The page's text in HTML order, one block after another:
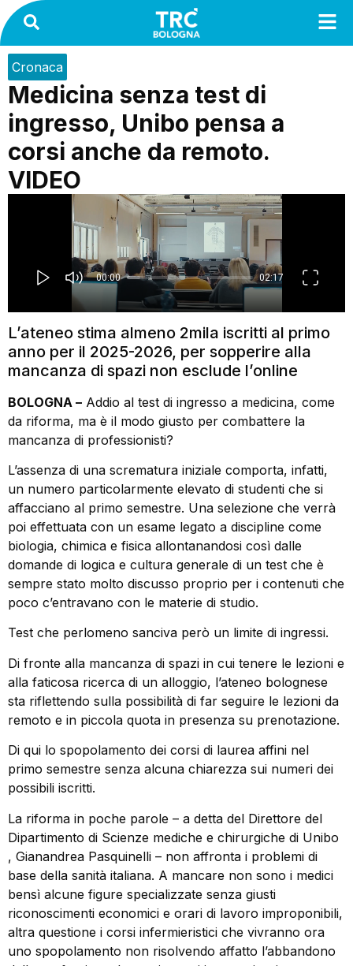
Cronaca
Medicina senza test di
ingresso, Unibo pensa a
corsi anche da remoto.
VIDEO
L’ateneo stima almeno 2mila iscritti al primo
anno per il 2025-2026, per sopperire alla
mancanza di spazi non esclude l’online
BOLOGNA – Addio al test di ingresso a medicina, come
da riforma, ma è il modo giusto per combattere la
mancanza di professionisti?
L’assenza di una scrematura iniziale comporta, infatti,
un numero particolarmente elevato di studenti che si
affacciano al primo semestre. Una selezione che verrà
poi effettuata con un esame legato a discipline come
biologia, chimica e fisica allontanandosi così dalle
domande di logica e cultura generale di un test che è
sempre stato molto discusso proprio per i contenuti che
poco c’entravano con le materie di studio.
Test che perlomeno sanciva però un limite di ingressi.
Di fronte alla mancanza di spazi in cui tenere le lezioni e
alla faticosa ricerca di un alloggio, l’ateneo bolognese
sta riflettendo sulla possibilità di far seguire le lezioni da
remoto e in piccola quota in presenza su prenotazione.
Di qui lo spopolamento dei corsi di laurea affini nel
primo semestre senza alcuna chiarezza sui numeri dei
possibili iscritti.
La riforma in poche parole – a detta del Direttore del
Dipartimento di Scienze mediche e chirurgiche di Unibo
, Gianandrea Pasquinelli – non affronta i problemi di
base della sanità italiana. A mancare non sono i medici
bensì alcune figure specializzate senza giusti
riconoscimenti economici e orari di lavoro improponibili,
altra questione i corsi infermieristici che vivranno ora
uno spopolamento non risolvendo affatto l’abbandono